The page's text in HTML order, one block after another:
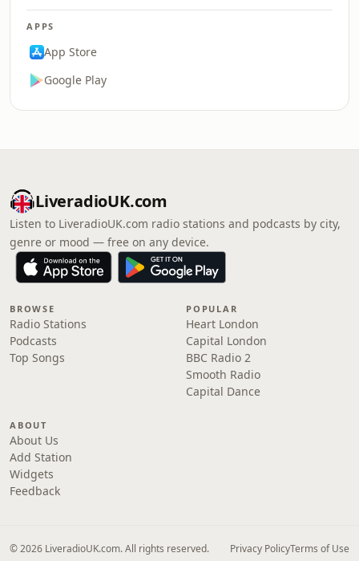
APPS
App Store
Google Play
LiveradioUK.com
Listen to LiveradioUK.com radio stations and podcasts by city,
genre or mood — free on any device.
BROWSE
Radio Stations
Podcasts
Top Songs
POPULAR
Heart London
Capital London
BBC Radio 2
Smooth Radio
Capital Dance
ABOUT
About Us
Add Station
Widgets
Feedback
© 2026 LiveradioUK.com. All rights reserved. Privacy PolicyTerms of Use